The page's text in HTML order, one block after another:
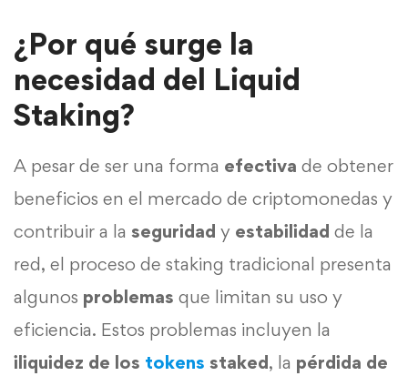
¿Por qué surge la
necesidad del Liquid
Staking?
A pesar de ser una forma efectiva de obtener
beneficios en el mercado de criptomonedas y
contribuir a la seguridad y estabilidad de la
red, el proceso de staking tradicional presenta
algunos problemas que limitan su uso y
eficiencia. Estos problemas incluyen la
iliquidez de los tokens staked, la pérdida de